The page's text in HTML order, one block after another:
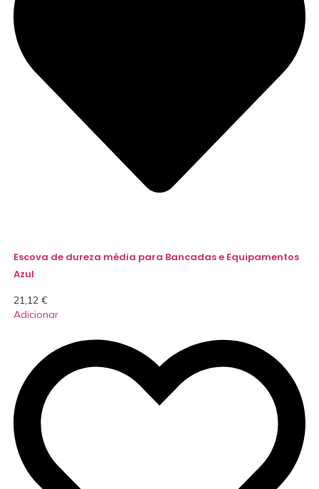
Escova de dureza média para Bancadas e Equipamentos
Azul
21,12 €
Adicionar